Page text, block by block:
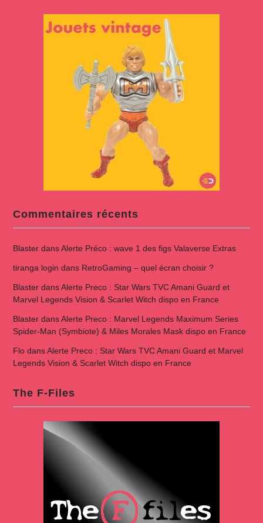
Commentaires récents
BlasterdansAlerte Préco : wave 1 des figs Valaverse Extras
tiranga login dans RetroGaming – quel écran choisir ?
BlasterdansAlerte Preco : Star Wars TVC Amani Guard et
Marvel Legends Vision & Scarlet Witch dispo en France
BlasterdansAlerte Preco : Marvel Legends Maximum Series
Spider-Man (Symbiote) & Miles Morales Mask dispo en France
FlodansAlerte Preco : Star Wars TVC Amani Guard et Marvel
Legends Vision & Scarlet Witch dispo en France
The F-Files